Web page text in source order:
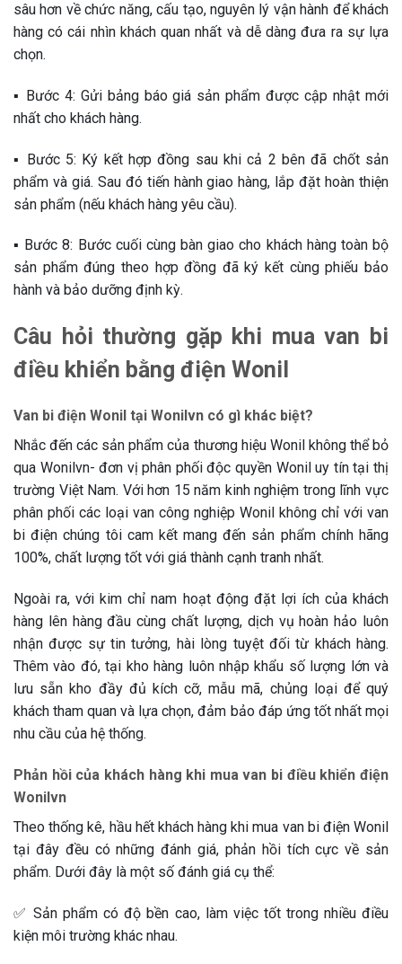
sâu hơn về chức năng, cấu tạo, nguyên lý vận hành để khách
hàng có cái nhìn khách quan nhất và dễ dàng đưa ra sự lựa
chọn.
▪️ Bước 4: Gửi bảng báo giá sản phẩm được cập nhật mới
nhất cho khách hàng.
▪️ Bước 5: Ký kết hợp đồng sau khi cả 2 bên đã chốt sản
phẩm và giá. Sau đó tiến hành giao hàng, lắp đặt hoàn thiện
sản phẩm (nếu khách hàng yêu cầu).
▪️ Bước 8: Bước cuối cùng bàn giao cho khách hàng toàn bộ
sản phẩm đúng theo hợp đồng đã ký kết cùng phiếu bảo
hành và bảo dưỡng định kỳ.
Câu hỏi thường gặp khi mua van bi
điều khiển bằng điện Wonil
Van bi điện Wonil tại Wonilvn có gì khác biệt?
Nhắc đến các sản phẩm của thương hiệu Wonil không thể bỏ
qua Wonilvn- đơn vị phân phối độc quyền Wonil uy tín tại thị
trường Việt Nam. Với hơn 15 năm kinh nghiệm trong lĩnh vực
phân phối các loại van công nghiệp Wonil không chỉ với van
bi điện chúng tôi cam kết mang đến sản phẩm chính hãng
100%, chất lượng tốt với giá thành cạnh tranh nhất.
Ngoài ra, với kim chỉ nam hoạt động đặt lợi ích của khách
hàng lên hàng đầu cùng chất lượng, dịch vụ hoàn hảo luôn
nhận được sự tin tưởng, hài lòng tuyệt đối từ khách hàng.
Thêm vào đó, tại kho hàng luôn nhập khẩu số lượng lớn và
lưu sẵn kho đầy đủ kích cỡ, mẫu mã, chủng loại để quý
khách tham quan và lựa chọn, đảm bảo đáp ứng tốt nhất mọi
nhu cầu của hệ thống.
Phản hồi của khách hàng khi mua van bi điều khiển điện
Wonilvn
Theo thống kê, hầu hết khách hàng khi mua van bi điện Wonil
tại đây đều có những đánh giá, phản hồi tích cực về sản
phẩm. Dưới đây là một số đánh giá cụ thể:
✅ Sản phẩm có độ bền cao, làm việc tốt trong nhiều điều
kiện môi trường khác nhau.